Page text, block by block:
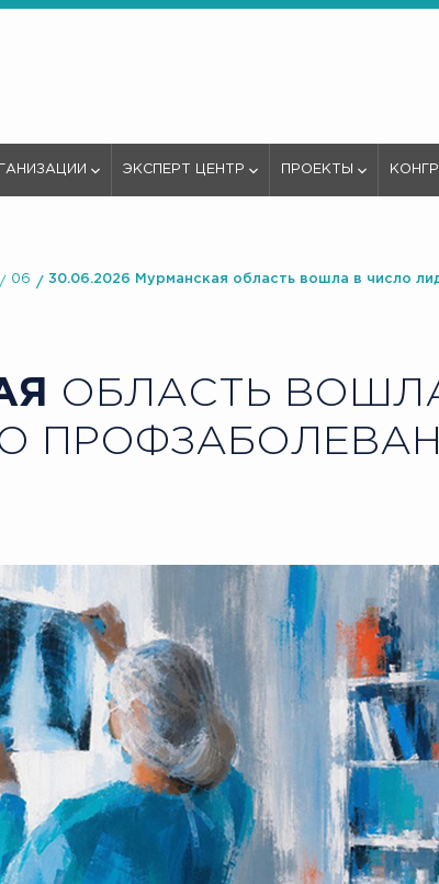
ЭКСПЕРТ ЦЕНТР ПРОЕКТЫ
06 30.06.2026 Мурманская область вошла в число
ОБЛАСТЬ